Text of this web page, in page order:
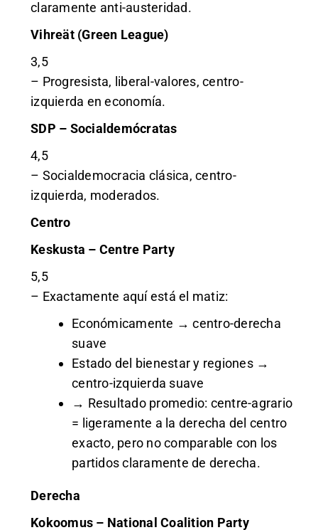
claramente anti-austeridad.
Vihreät (Green League)
3,5
– Progresista, liberal-valores, centro-
izquierda en economía.
SDP – Socialdemócratas
4,5
– Socialdemocracia clásica, centro-
izquierda, moderados.
Centro
Keskusta – Centre Party
5,5
– Exactamente aquí está el matiz:
Económicamente → centro-derecha
suave
Estado del bienestar y regiones →
centro-izquierda suave
→ Resultado promedio: centre-agrario
= ligeramente a la derecha del centro
exacto, pero no comparable con los
partidos claramente de derecha.
Derecha
Kokoomus – National Coalition Party